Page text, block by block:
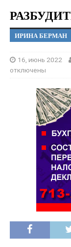
ИРИНА БЕРМАН
16, июнь 2022
отключены